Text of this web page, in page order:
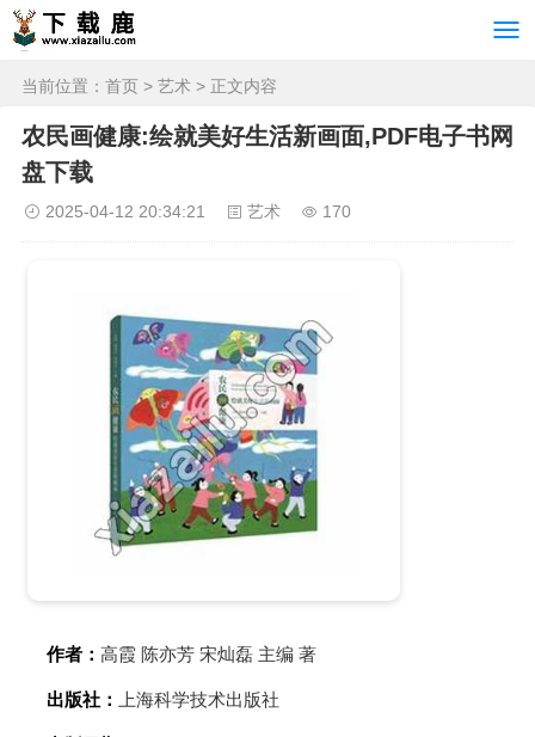
当前位置： 首页 > 艺术 > 正文内容
农民画健康:绘就美好生活新画面,PDF电子书网
盘下载
2025-04-12 20:34:21 艺术 170
作者： 高霞 陈亦芳 宋灿磊 主编 著
出版社： 上海科学技术出版社